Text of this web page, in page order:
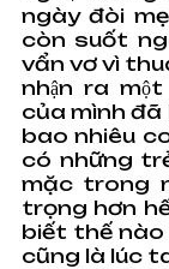
ngày đòi
còn suốt
vẩn vơ vì
nhận ra
của mình đã
bao nhiêu
có những
mặc trong
trọng hơn
biết thế nào
cũng là lúc